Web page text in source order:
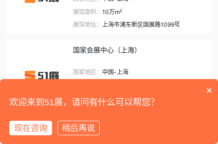
展馆面积： 10万m²
展馆地址： 上海市浦东新区国展路1099号
国家会展中心（上海）
国家地区： 中国-上海
展馆地址：上海市青浦区徐泾镇崧泽大道333号
保利世贸博览馆
×
欢迎来到51展，请问有什么可以帮您？
现在咨询 稍后再说